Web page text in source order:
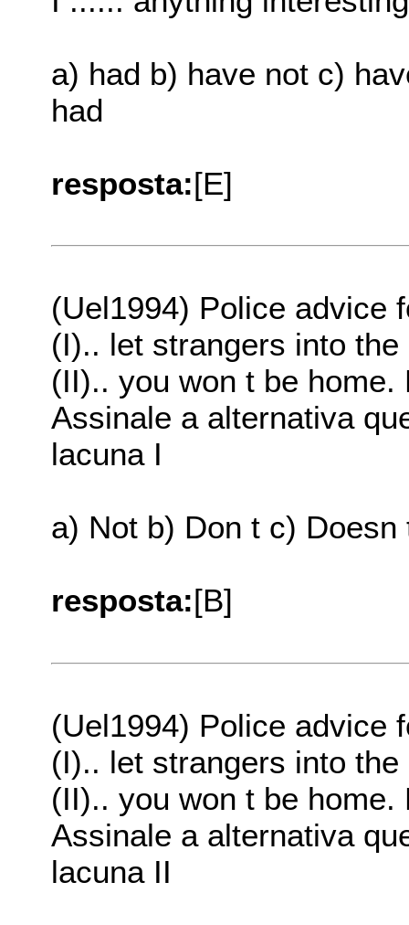
a) had b) have not c)
had
resposta:[E]
(Uel1994) Police advice
(I).. let strangers into
(II).. you won t be
Assinale a alternativa
lacuna I
a) Not b) Don t c)
resposta:[B]
(Uel1994) Police advice
(I).. let strangers into
(II).. you won t be
Assinale a alternativa
lacuna II